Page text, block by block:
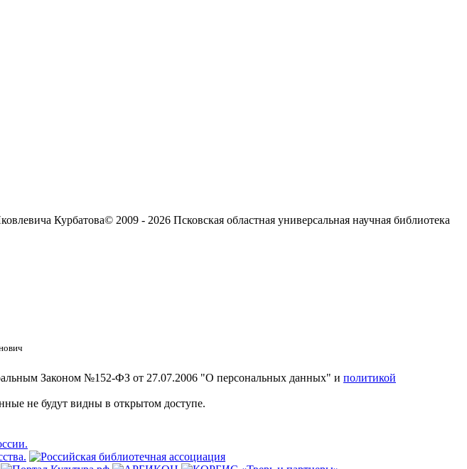
Курбатова© 2009 - 2026 Псковская областная универсальная научная библиотека
Законом №152-ФЗ от 27.07.2006 "О персональных данных" и политикой
не будут видны в открытом доступе.